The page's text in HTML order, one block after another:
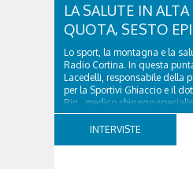
LA SALUTE IN ALTA
QUOTA, SESTO
Lo sport, la montagna e la
Radio Cortina. In questa
Lacedelli, responsabile della
per la Sportivi Ghiaccio e il
Rin, medico chirurgo
Traumatologia di Ospedale
INTERVISTE